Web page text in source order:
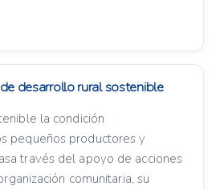
desarrollo rural sostenible
la condición
pequeños productores y
través del apoyo de acciones
comunitaria, su